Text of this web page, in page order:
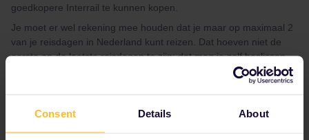
Consent Details About
goedkopere Interrail te kunnen kopen.
Je moet er wel rekening mee houden dat je maar op maximaal 2
van je reisdagen in Nederland kunt reizen. Dat hoeven niet de
eerste en de laatste reisdagen te zijn; dat mag je zelf beslissen.
Als je meer dan 2 reisdagen in Nederland nodig hebt, dan moet
natuurlijk ook gebruiken. Netabonnementen gelden tot aan de
grens.